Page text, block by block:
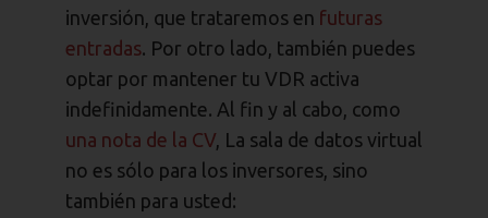
inversión, que trataremos en futuras
entradas. Por otro lado, también puedes
optar por mantener tu VDR activa
indefinidamente. Al fin y al cabo, como
una nota de la CV, La sala de datos virtual
no es sólo para los inversores, sino
también para usted: